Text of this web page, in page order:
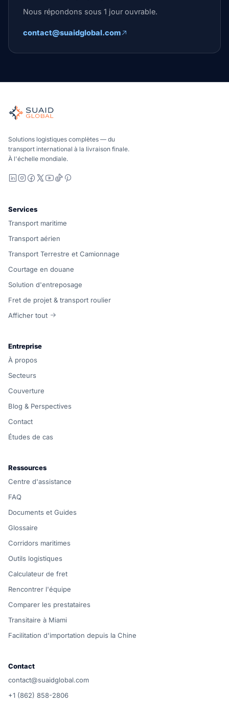
Nous répondons sous 1 jour ouvrable.
contact@suaidglobal.com
Orchestrateur indépendant du fret pour les opérations
Océan, air et sol – comparés de manière neutre par
Solutions logistiques complètes — du
transport international à la livraison finale.
À l'échelle mondiale.
LinkedIn
Instagram
Facebook
X YouTube
TikTok
Services
Transport maritime
Transport aérien
Transport Terrestre et Camionnage
Courtage en douane
Solution d'entreposage
Fret de projet & transport roulier
Afficher tout
Entreprise
À propos
Secteurs
Couverture
Blog & Perspectives
Contact
Études de cas
Ressources
Centre d'assistance
FAQ
Documents et Guides
Glossaire
Corridors maritimes
Outils logistiques
Calculateur de fret
Rencontrer l'équipe
Comparer les prestataires
Transitaire à Miami
Facilitation d'importation depuis la Chine
Contact
contact@suaidglobal.com
+1 (862) 858-2806